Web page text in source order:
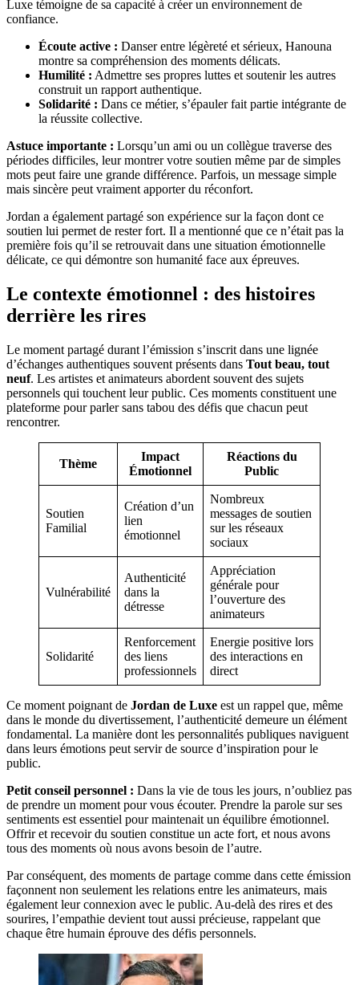
Luxe témoigne de sa capacité à créer un environnement de
confiance.
Écoute active : Danser entre légèreté et sérieux, Hanouna
montre sa compréhension des moments délicats.
Humilité : Admettre ses propres luttes et soutenir les autres
construit un rapport authentique.
Solidarité : Dans ce métier, s’épauler fait partie intégrante de
la réussite collective.
Astuce importante : Lorsqu’un ami ou un collègue traverse des
périodes difficiles, leur montrer votre soutien même par de simples
mots peut faire une grande différence. Parfois, un message simple
mais sincère peut vraiment apporter du réconfort.
Jordan a également partagé son expérience sur la façon dont ce
soutien lui permet de rester fort. Il a mentionné que ce n’était pas la
première fois qu’il se retrouvait dans une situation émotionnelle
délicate, ce qui démontre son humanité face aux épreuves.
Le contexte émotionnel : des histoires
derrière les rires
Le moment partagé durant l’émission s’inscrit dans une lignée
d’échanges authentiques souvent présents dans Tout beau, tout
neuf. Les artistes et animateurs abordent souvent des sujets
personnels qui touchent leur public. Ces moments constituent une
plateforme pour parler sans tabou des défis que chacun peut
rencontrer.
Thème
Impact
Émotionnel
Réactions du
Public
Soutien
Familial
Création d’un
lien
émotionnel
Nombreux
messages de soutien
sur les réseaux
sociaux
Vulnérabilité
Authenticité
dans la
détresse
Appréciation
générale pour
l’ouverture des
animateurs
Solidarité
Renforcement
des liens
professionnels
Energie positive lors
des interactions en
direct
Ce moment poignant de Jordan de Luxe est un rappel que, même
dans le monde du divertissement, l’authenticité demeure un élément
fondamental. La manière dont les personnalités publiques naviguent
dans leurs émotions peut servir de source d’inspiration pour le
public.
Petit conseil personnel : Dans la vie de tous les jours, n’oubliez pas
de prendre un moment pour vous écouter. Prendre la parole sur ses
sentiments est essentiel pour maintenait un équilibre émotionnel.
Offrir et recevoir du soutien constitue un acte fort, et nous avons
tous des moments où nous avons besoin de l’autre.
Par conséquent, des moments de partage comme dans cette émission
façonnent non seulement les relations entre les animateurs, mais
également leur connexion avec le public. Au-delà des rires et des
sourires, l’empathie devient tout aussi précieuse, rappelant que
chaque être humain éprouve des défis personnels.